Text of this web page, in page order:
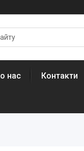
нас Контакти